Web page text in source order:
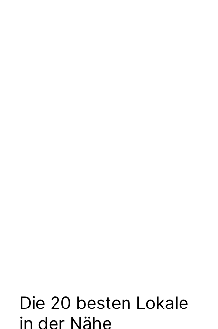
Die 20 besten Lokale
in der Nähe